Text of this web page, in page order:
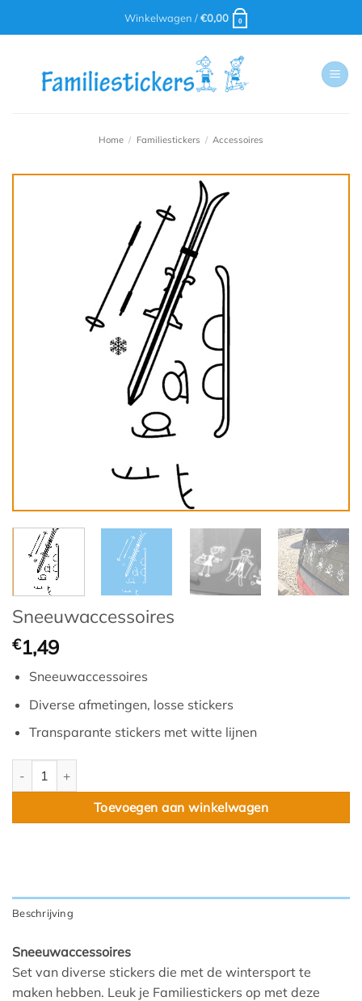
Winkelwagen /€0,00 0
Home / Familiestickers / Accessoires
Sneeuwaccessoires
€1,49
Sneeuwaccessoires
Diverse afmetingen, losse stickers
Transparante stickers met witte lijnen
Sneeuwaccessoires aantal
Toevoegen aan winkelwagen
Beschrijving
Sneeuwaccessoires
Set van diverse stickers die met de wintersport te
maken hebben. Leuk je Familiestickers op met deze